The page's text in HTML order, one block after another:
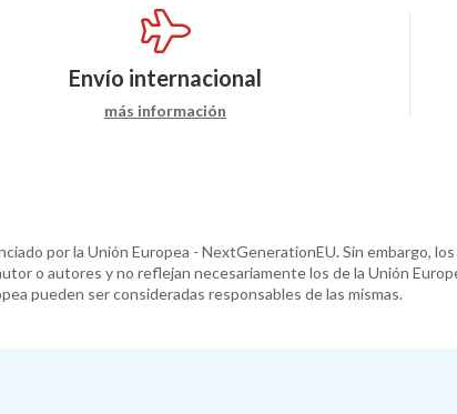
Envío internacional
más información
por la Unión Europea - NextGenerationEU. Sin embargo,
o autores y no reflejan necesariamente los de la Unión
pueden ser consideradas responsables de las mismas.